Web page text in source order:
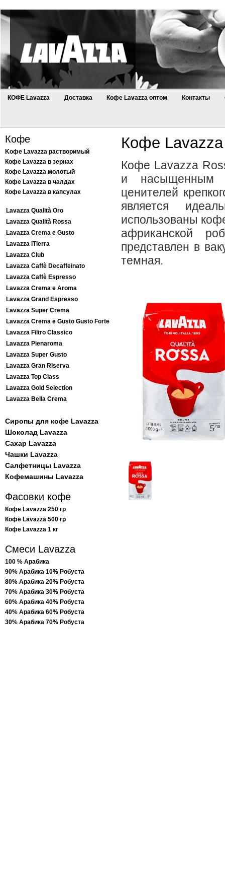
КОФЕ Lavazza Доставка Кофе Lavazza оптом Контакты
Кофе
Kофе Lavazza растворимый
Кофе Lavazza в зернах
Кофе Lavazza молотый
Кофе Lavazza в чалдах
Кофе Lavazza в капсулах
Lavazza Qualità Oro
Lavazza Qualità Rossa
Lavazza Crema e Gusto
Lavazza iTierra
Lavazza Club
Lavazza Caffè Decaffeinato
Lavazza Caffè Espresso
Lavazza Crema e Aroma
Lavazza Grand Espresso
Lavazza Super Crema
Lavazza Crema e Gusto Gusto Forte
Lavazza Filtro Classico
Lavazza Pienaroma
Lavazza Super Gusto
Lavazza Gran Riserva
Lavazza Top Class
Lavazza Gold Selection
Lavazza Bella Crema
Сиропы для кофе Lavazza
Шоколад Lavazza
Сахар Lavazza
Чашки Lavazza
Салфетницы Lavazza
Кофемашины Lavazza
Фасовки кофе
Кофе Lavazza 250 гр
Кофе Lavazza 500 гр
Кофе Lavazza 1 кг
Смеси Lavazza
100 % Арабика
90% Арабика 10% Робуста
80% Арабика 20% Робуста
70% Арабика 30% Робуста
60% Арабика 40% Робуста
40% Арабика 60% Робуста
30% Арабика 70% Робуста
Кофе Lavazza
Кофе Lavazza
и насыщенным
ценителей
является
использованы
африканской
представлен в
темная.